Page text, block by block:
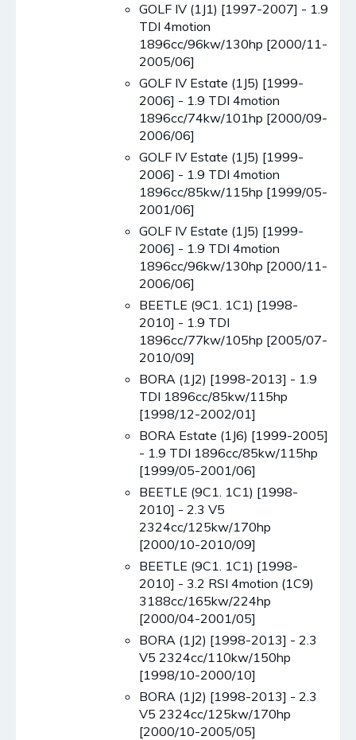
GOLF IV (1J1) [1997-2007] - 1.9
TDI 4motion
1896cc/96kw/130hp [2000/11-
2005/06]
GOLF IV Estate (1J5) [1999-
2006] - 1.9 TDI 4motion
1896cc/74kw/101hp [2000/09-
2006/06]
GOLF IV Estate (1J5) [1999-
2006] - 1.9 TDI 4motion
1896cc/85kw/115hp [1999/05-
2001/06]
GOLF IV Estate (1J5) [1999-
2006] - 1.9 TDI 4motion
1896cc/96kw/130hp [2000/11-
2006/06]
BEETLE (9C1. 1C1) [1998-
2010] - 1.9 TDI
1896cc/77kw/105hp [2005/07-
2010/09]
BORA (1J2) [1998-2013] - 1.9
TDI 1896cc/85kw/115hp
[1998/12-2002/01]
BORA Estate (1J6) [1999-2005]
- 1.9 TDI 1896cc/85kw/115hp
[1999/05-2001/06]
BEETLE (9C1. 1C1) [1998-
2010] - 2.3 V5
2324cc/125kw/170hp
[2000/10-2010/09]
BEETLE (9C1. 1C1) [1998-
2010] - 3.2 RSI 4motion (1C9)
3188cc/165kw/224hp
[2000/04-2001/05]
BORA (1J2) [1998-2013] - 2.3
V5 2324cc/110kw/150hp
[1998/10-2000/10]
BORA (1J2) [1998-2013] - 2.3
V5 2324cc/125kw/170hp
[2000/10-2005/05]